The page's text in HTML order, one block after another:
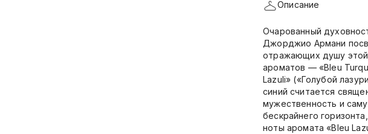
Описание
Очарованный
Джорджио Армани
отражающих душу этой
ароматов — «Bleu
Lazuli» («Голубой
синий считается
мужественность и
бескрайнего
ноты аромата «Bleu